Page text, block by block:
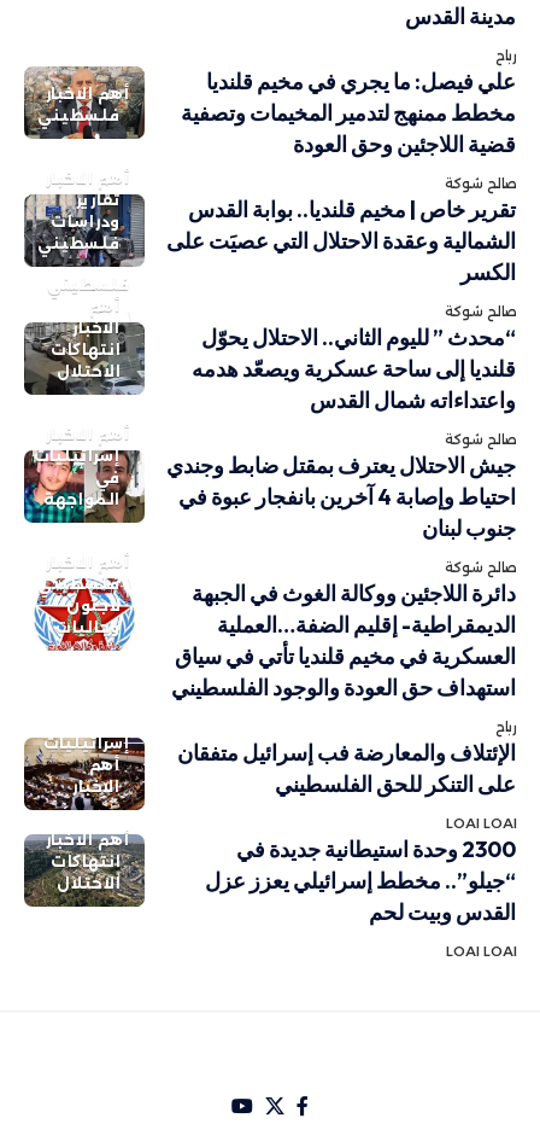
مدينة القدس
رباح
أهم الاخبار
فلسطيني
علي فيصل: ما يجري في مخيم قلنديا
مخطط ممنهج لتدمير المخيمات وتصفية
قضية اللاجئين وحق العودة
صالح شوكة
أهم الاخبار
تقارير
ودراسات
فلسطيني
تقرير خاص | مخيم قلنديا.. بوابة القدس
الشمالية وعقدة الاحتلال التي عصيَت على
الكسر
صالح شوكة
فلسطيني
أهم
الاخبار
انتهاكات
الاحتلال
“محدث ” لليوم الثاني.. الاحتلال يحوّل
قلنديا إلى ساحة عسكرية ويصعّد هدمه
واعتداءاته شمال القدس
صالح شوكة
أهم الاخبار
إسرائيليات
في
المواجهة
جيش الاحتلال يعترف بمقتل ضابط وجندي
احتياط وإصابة 4 آخرين بانفجار عبوة في
جنوب لبنان
صالح شوكة
أهم الاخبار
فلسطيني
لاجئون
وجاليات
دائرة اللاجئين ووكالة الغوث في الجبهة
الديمقراطية- إقليم الضفة…العملية
العسكرية في مخيم قلنديا تأتي في سياق
استهداف حق العودة والوجود الفلسطيني
رباح
إسرائيليات
أهم
الاخبار
الإئتلاف والمعارضة فب إسرائيل متفقان
على التنكر للحق الفلسطيني
LOAI LOAI
أهم الاخبار
انتهاكات
الاحتلال
2300 وحدة استيطانية جديدة في
“جيلو”.. مخطط إسرائيلي يعزز عزل
القدس وبيت لحم
LOAI LOAI